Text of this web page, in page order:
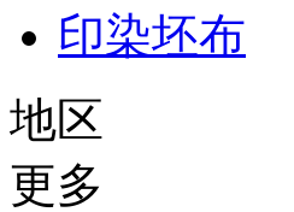
印染坯布
地区
更多